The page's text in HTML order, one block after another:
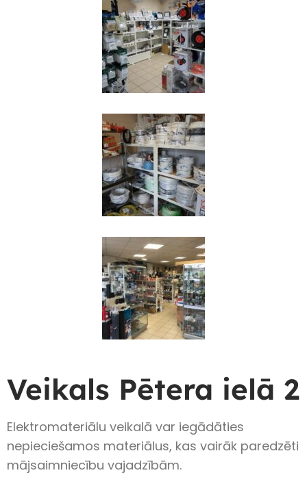
Veikals Pētera ielā 2
Elektromateriālu veikalā var iegādāties
nepieciešamos materiālus, kas vairāk paredzēti
mājsaimniecību vajadzībām.